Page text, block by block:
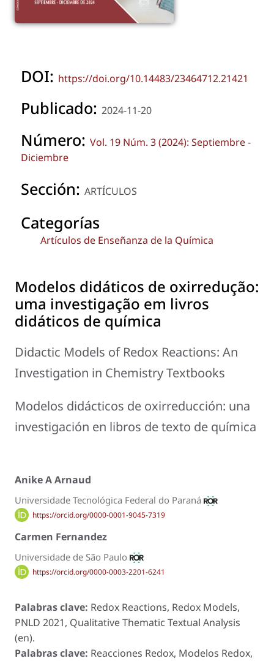
DOI: https://doi.org/10.14483/23464712.21421
Publicado: 2024-11-20
Número: Vol. 19 Núm. 3 (2024): Septiembre -
Diciembre
Sección: ARTÍCULOS
Categorías
Artículos de Enseñanza de la Química
Modelos didáticos de oxirredução:
uma investigação em livros
didáticos de química
Didactic Models of Redox Reactions: An
Investigation in Chemistry Textbooks
Modelos didácticos de oxirreducción: una
investigación en libros de texto de química
Anike A Arnaud
Universidade Tecnológica Federal do Paraná
https://orcid.org/0000-0001-9045-7319
Carmen Fernandez
Universidade de São Paulo
https://orcid.org/0000-0003-2201-6241
Palabras clave: Redox Reactions, Redox Models,
PNLD 2021, Qualitative Thematic Textual Analysis
(en).
Palabras clave: Reacciones Redox, Modelos Redox,